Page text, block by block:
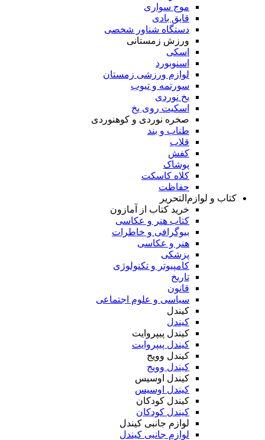
موج سواری
قایق بادی
دستگاه شناور شخصی
ورزش زمستانی
اسکی
اسنوبورد
لوازم ورزشی زمستان
سورتمه و تیوب
یخ نوردی
اسکیت روی یخ
صخره نوردی و کوهنوردی
طناب و بند
قلاب
کفش
پوشاک
کلاه کاسکت
حفاظت
کتاب و لوازم‌التحریر
خرید کتاب از آمازون
کتاب هنر و عکاسی
بیوگرافی و خاطرات
هنر و عکاسی
پزشکی
کامپیوتر و تکنولوژی
تاریخ
قانون
سیاسی و علوم اجتماعی
کیندل
کیندل
کیندل پیپروایت
کیندل پیپروایت
کیندل وویج
کیندل وویج
کیندل اوسیس
کیندل اوسیس
کیندل کودکان
کیندل کودکان
لوازم جانبی کیندل
لوازم جانبی کیندل